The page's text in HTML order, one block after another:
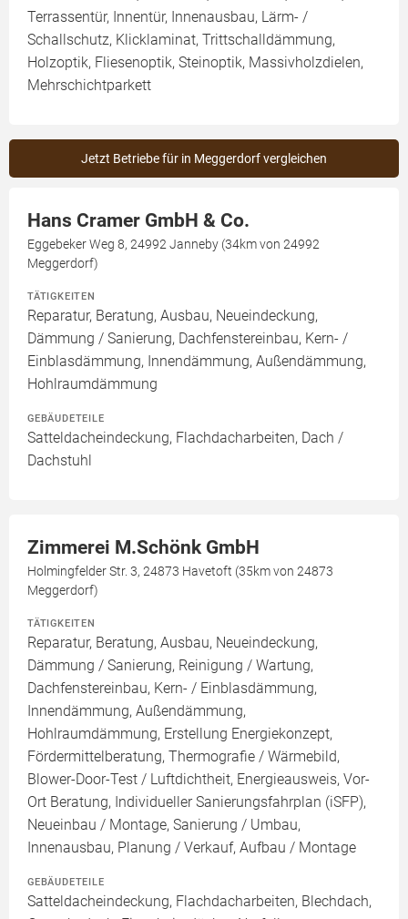
Terrassentür, Innentür, Innenausbau, Lärm- /
Schallschutz, Klicklaminat, Trittschalldämmung,
Holzoptik, Fliesenoptik, Steinoptik, Massivholzdielen,
Mehrschichtparkett
Jetzt Betriebe für in Meggerdorf vergleichen
Hans Cramer GmbH & Co.
Eggebeker Weg 8, 24992 Janneby (34km von 24992
Meggerdorf)
TÄTIGKEITEN
Reparatur, Beratung, Ausbau, Neueindeckung,
Dämmung / Sanierung, Dachfenstereinbau, Kern- /
Einblasdämmung, Innendämmung, Außendämmung,
Hohlraumdämmung
GEBÄUDETEILE
Satteldacheindeckung, Flachdacharbeiten, Dach /
Dachstuhl
Zimmerei M.Schönk GmbH
Holmingfelder Str. 3, 24873 Havetoft (35km von 24873
Meggerdorf)
TÄTIGKEITEN
Reparatur, Beratung, Ausbau, Neueindeckung,
Dämmung / Sanierung, Reinigung / Wartung,
Dachfenstereinbau, Kern- / Einblasdämmung,
Innendämmung, Außendämmung,
Hohlraumdämmung, Erstellung Energiekonzept,
Fördermittelberatung, Thermografie / Wärmebild,
Blower-Door-Test / Luftdichtheit, Energieausweis, Vor-
Ort Beratung, Individueller Sanierungsfahrplan (iSFP),
Neueinbau / Montage, Sanierung / Umbau,
Innenausbau, Planung / Verkauf, Aufbau / Montage
GEBÄUDETEILE
Satteldacheindeckung, Flachdacharbeiten, Blechdach,